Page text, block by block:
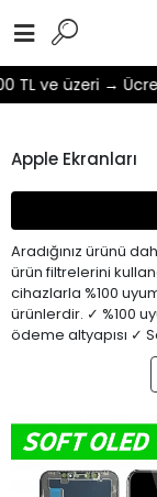
TL ve üzeri →
Apple Ekranları
Aradığınız ürünü
ürün filtrelerini
cihazlarla %100
ürünlerdir. ✓ %100
ödeme altyapısı ✓